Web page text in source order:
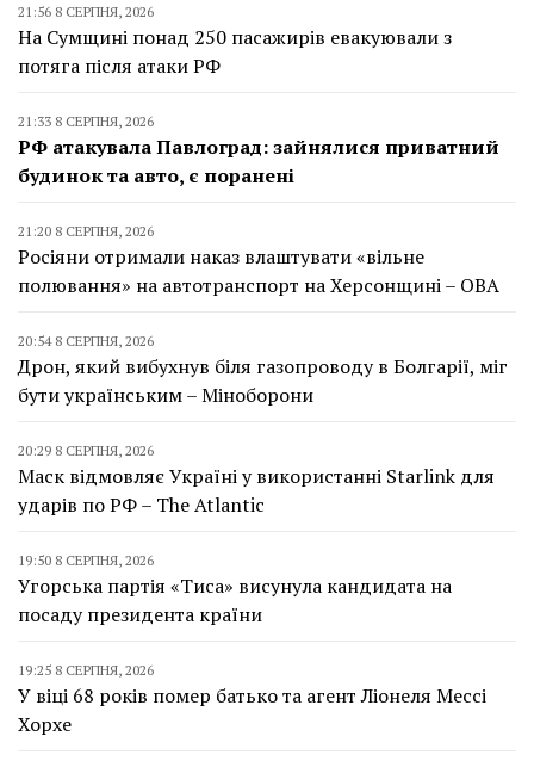
21:56 8 СЕРПНЯ, 2026
На Сумщині понад 250 пасажирів евакуювали з
потяга після атаки РФ
21:33 8 СЕРПНЯ, 2026
РФ атакувала Павлоград: зайнялися приватний
будинок та авто, є поранені
21:20 8 СЕРПНЯ, 2026
Росіяни отримали наказ влаштувати «вільне
полювання» на автотранспорт на Херсонщині – ОВА
20:54 8 СЕРПНЯ, 2026
Дрон, який вибухнув біля газопроводу в Болгарії, міг
бути українським – Міноборони
20:29 8 СЕРПНЯ, 2026
Маск відмовляє Україні у використанні Starlink для
ударів по РФ – The Atlantic
19:50 8 СЕРПНЯ, 2026
Угорська партія «Тиса» висунула кандидата на
посаду президента країни
19:25 8 СЕРПНЯ, 2026
У віці 68 років помер батько та агент Ліонеля Мессі
Хорхе